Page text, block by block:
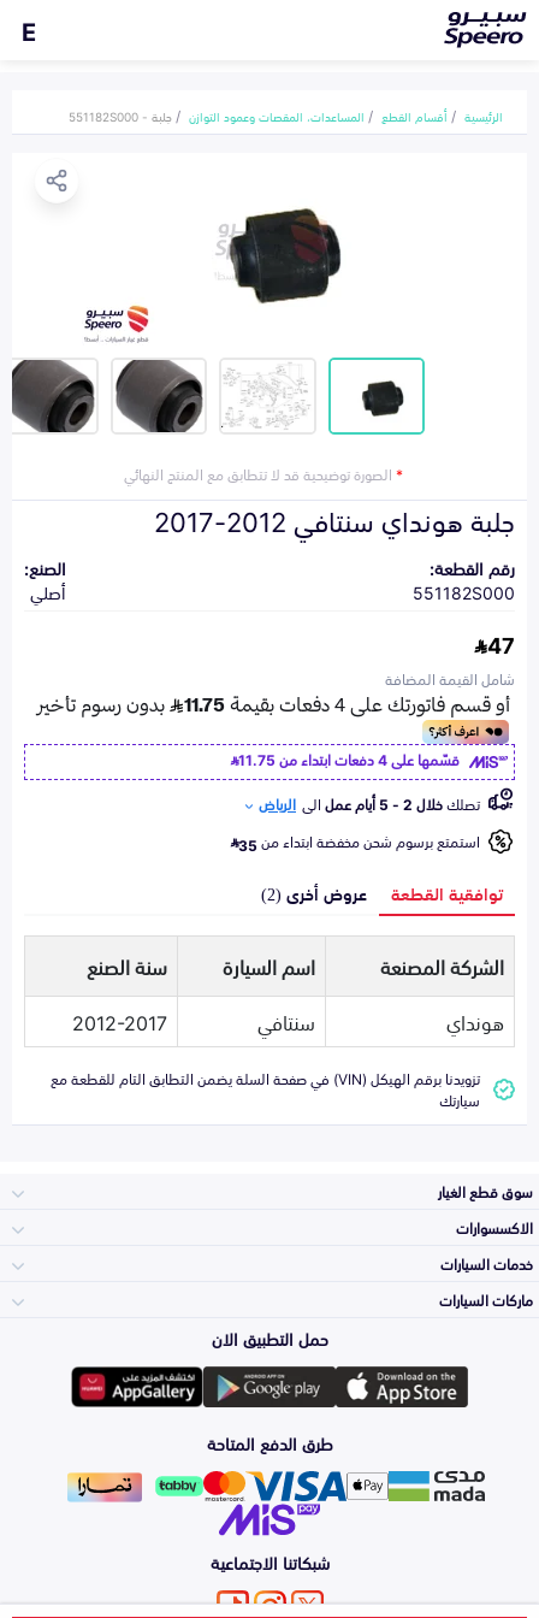
E
الرئيسية أقسام القطع المساعدات، المقصات وعمود التوازن جلبة - 551182S000
*الصورة توضيحية قد لا تتطابق مع المنتج النهائي
جلبة هونداي سنتافي 2012-2017
رقم القطعة:
551182S000
الصنع:
أصلي
47
شامل القيمة المضافة
قسّمها على 4 دفعات ابتداء من
11.75
تصلكخلال 2 - 5 أيام عمل الى الرياض
استمتع برسوم شحن مخفضة ابتداء من35
توافقية القطعة عروض أخرى (2)
الشركة المصنعة اسم السيارة
سنة الصنع
هونداي
سنتافي 2012-2017
تزويدنا برقم الهيكل (VIN) في صفحة السلة يضمن التطابق التام للقطعة مع
سيارتك
سوق قطع الغيار
المكائن، القيرات
وملحقاتها
الشمعات
والاصطبات (الاضاءة)
الفرامل والأقمشة
الاكسسوارات
لوازم الرحلات
اكسسوارات العناية
الزيوت و السوائل
خدمات السيارات
الأكثر مبيعاً
التلميع والعناية
ماركات السيارات
تويوتا
هيونداي
كيا
حمل التطبيق الان
طرق الدفع المتاحة
شبكاتنا الاجتماعية